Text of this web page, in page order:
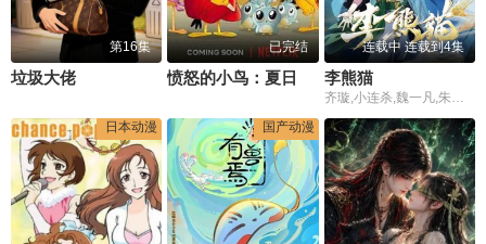
第16集
垃圾大佬
已完结 连载中 连载到4集
李熊猫
齐璇,小连杀,魏一凡,朱祎,夜叉,张恩泽,路扬,图特哈蒙
日本动漫
国产动漫